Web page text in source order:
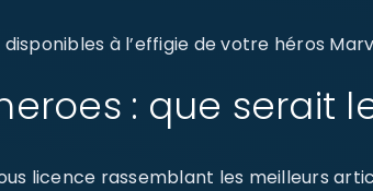
à l’effigie de votre héros
: que serait
licence rassemblant les meilleurs